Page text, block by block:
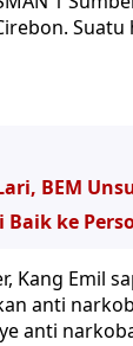
BEM
Baik ke
Kang Emil
anti
anti